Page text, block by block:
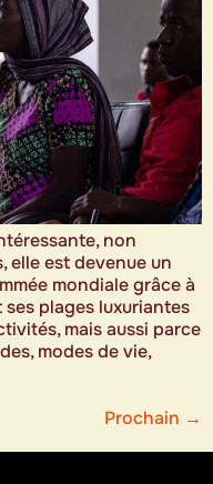
non
elle est devenue un
mondiale grâce à
plages luxuriantes
mais aussi parce
modes de vie,
Prochain →